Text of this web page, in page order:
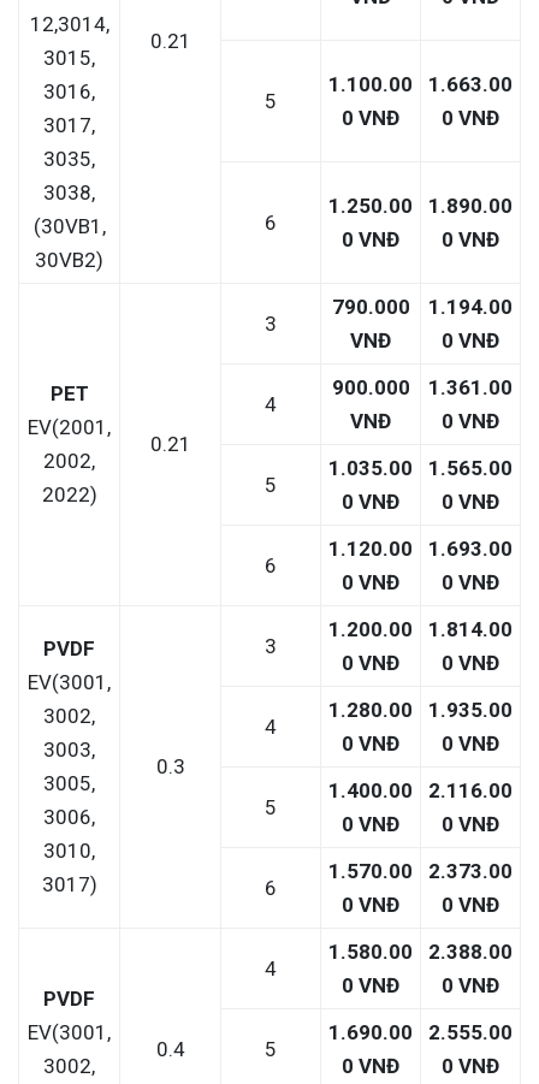
12,3014,
3015,
3016,
3017,
3035,
3038,
(30VB1,
30VB2)
0.21
5
1.100.00
0 VNĐ
1.663.00
0 VNĐ
6
1.250.00
0 VNĐ
1.890.00
0 VNĐ
PET
EV(2001,
2002,
2022)
0.21
3
790.000
VNĐ
1.194.00
0 VNĐ
4
900.000
VNĐ
1.361.00
0 VNĐ
5
1.035.00
0 VNĐ
1.565.00
0 VNĐ
6
1.120.00
0 VNĐ
1.693.00
0 VNĐ
PVDF
EV(3001,
3002,
3003,
3005,
3006,
3010,
3017)
0.3
3
1.200.00
0 VNĐ
1.814.00
0 VNĐ
4
1.280.00
0 VNĐ
1.935.00
0 VNĐ
5
1.400.00
0 VNĐ
2.116.00
0 VNĐ
6
1.570.00
0 VNĐ
2.373.00
0 VNĐ
PVDF
EV(3001,
3002,
0.4
4
1.580.00
0 VNĐ
2.388.00
0 VNĐ
5
1.690.00
0 VNĐ
2.555.00
0 VNĐ